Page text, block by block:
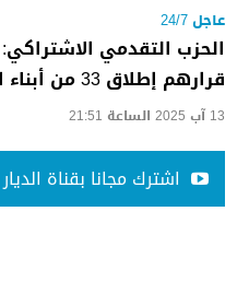
عاجل 24/7
الحزب التقدمي
قرارهم إطلاق 33 من أبناء السويداء كبادرة حسن نية.
13 آب 2025 الساعة 21:51
اشترك مجانا بقناة